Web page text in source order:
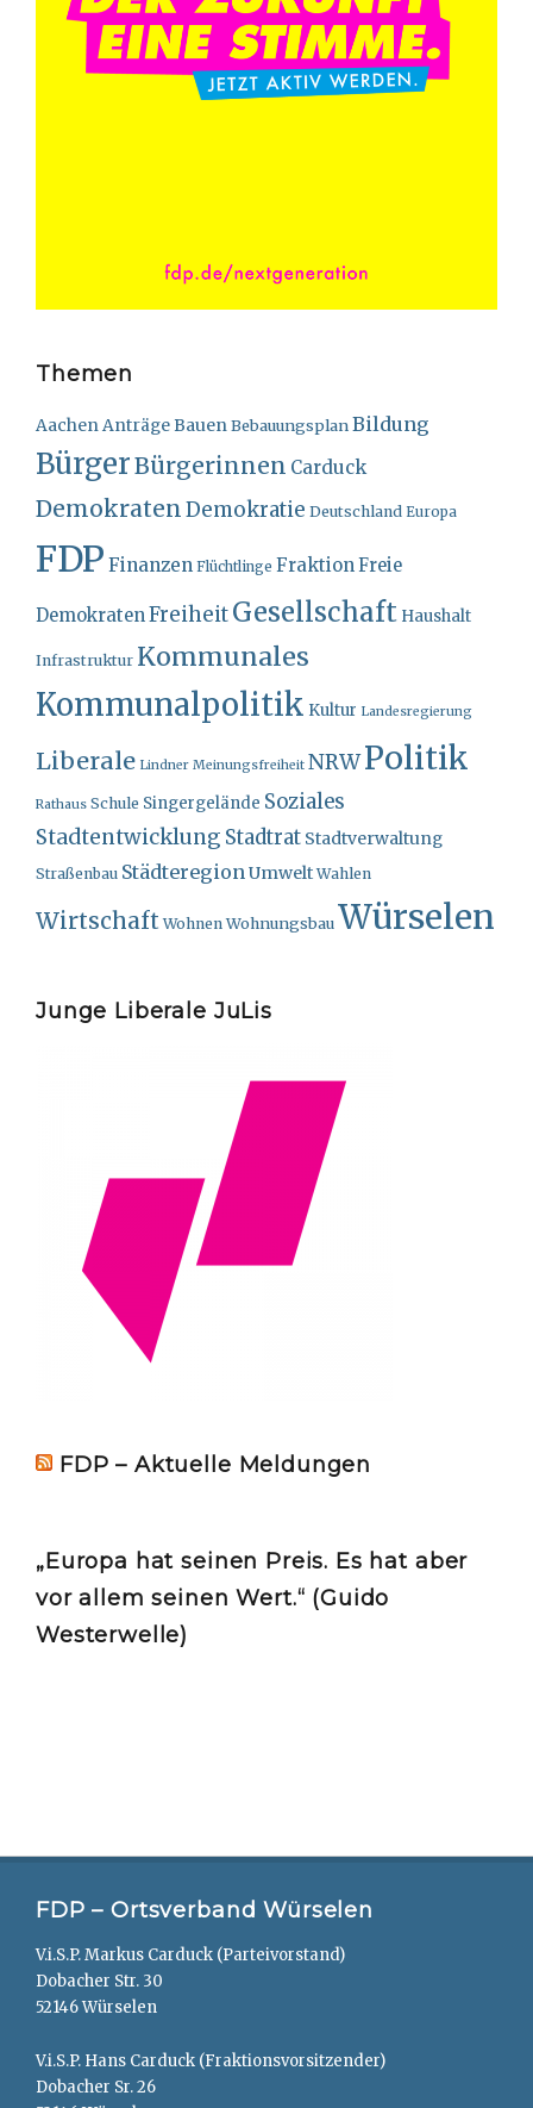
Themen
AachenAnträgeBauenBebauungsplanBildung
BürgerBürgerinnen Carduck
Demokraten Demokratie Deutschland Europa
FDP Finanzen Flüchtlinge Fraktion Freie
Demokraten FreiheitGesellschaft Haushalt
Infrastruktur Kommunales
Kommunalpolitik Kultur Landesregierung
Liberale Lindner Meinungsfreiheit NRWPolitik
Rathaus Schule Singergelände Soziales
Stadtentwicklung Stadtrat Stadtverwaltung
Straßenbau Städteregion Umwelt Wahlen
Wirtschaft Wohnen WohnungsbauWürselen
Junge Liberale JuLis
FDP – Aktuelle Meldungen
„Europa hat seinen Preis. Es hat aber
vor allem seinen Wert.“ (Guido
Westerwelle)
FDP – Ortsverband Würselen
V.i.S.P. Markus Carduck (Parteivorstand)
Dobacher Str. 30
52146 Würselen
V.i.S.P. Hans Carduck (Fraktionsvorsitzender)
Dobacher Sr. 26